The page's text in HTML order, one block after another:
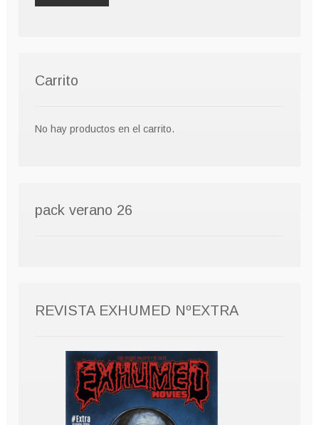
Carrito
No hay productos en el carrito.
pack verano 26
REVISTA EXHUMED NºEXTRA